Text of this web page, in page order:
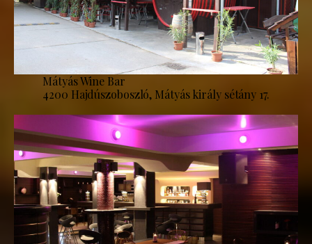
Mátyás Wine Bar
4200 Hajdúszoboszló, Mátyás király sétány 17.